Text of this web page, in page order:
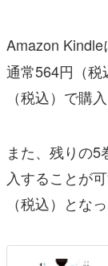
その他
電ファミニコゲ
運営：株式会社
Amazon
通常564円（税
（税込）で購
また、残りの
入することが
（税込）とな